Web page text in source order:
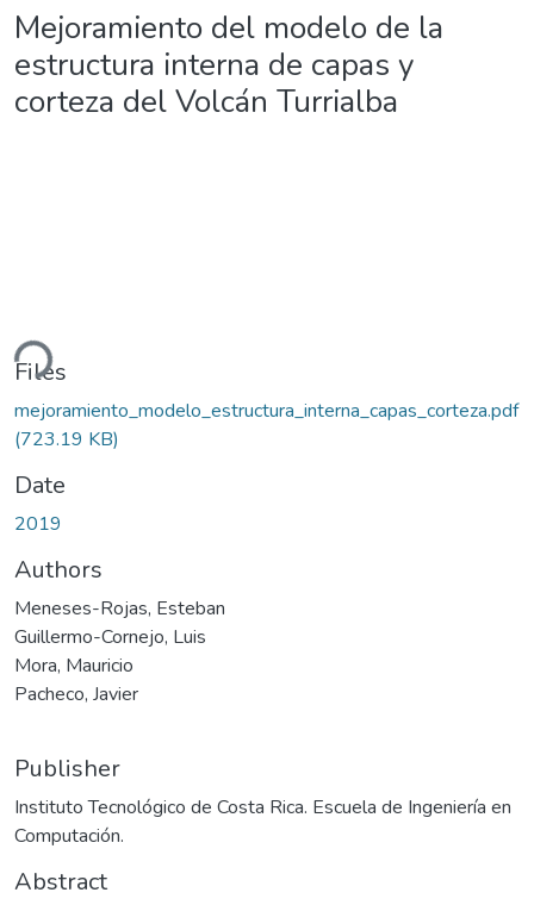
Mejoramiento del modelo de la
estructura interna de capas y
corteza del Volcán Turrialba
Files
mejoramiento_modelo_estructura_interna_capas_corteza.pdf
(723.19 KB)
Date
2019
Authors
Meneses-Rojas, Esteban
Guillermo-Cornejo, Luis
Mora, Mauricio
Pacheco, Javier
Publisher
Instituto Tecnológico de Costa Rica. Escuela de Ingeniería en
Computación.
Abstract